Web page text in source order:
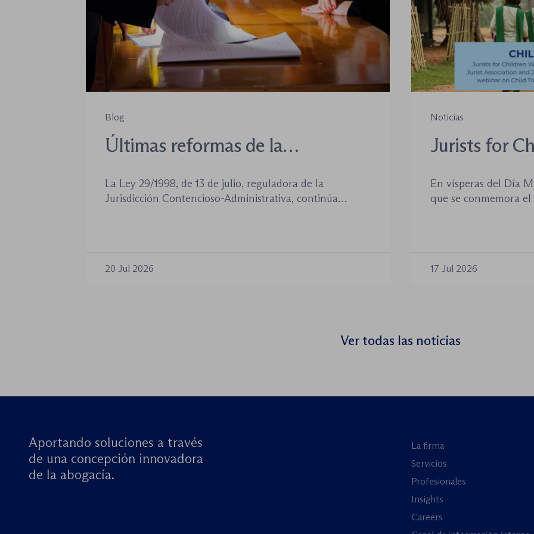
Blog
Últimas reformas de la
administrativa
La Ley 29/1998, de 13 de julio, reguladora de la
Jurisdicción Contencioso-Administrativa, continúa
de los procedimientos como en la organización de los
20 Jul 2026
Noticias
Jurists for
En vísperas del Día
que se conmemora
de menores:
17 Jul 2026
Ver todas las noticias
Aportando soluciones a través
de una concepción innovadora
de la abogacía.
La firma
Servicios
Profesionales
Insights
Careers